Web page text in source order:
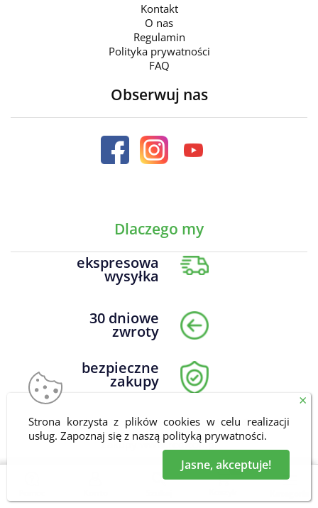
0
Kontakt
O nas
Regulamin
Polityka prywatności
FAQ
Obserwuj nas
Dlaczego my
ekspresowa
wysyłka
30 dniowe
zwroty
bezpieczne
zakupy
DrNatural.pl Wszelkie prawa zastrzeżone © 2026
Zakupywww.redicon.pl
Strona korzysta z plików cookies w celu realizacji
usług. Zapoznaj się z naszą polityką prywatności.
×
Jasne, akceptuje!